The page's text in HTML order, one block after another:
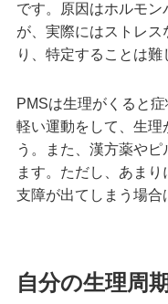
です。原因はホルモ
が、実際にはストレ
り、特定することは難
PMSは生理がくると
軽い運動をして、生理
う。また、漢方薬や
ます。ただし、あま
支障が出てしまう場合
自分の生理周